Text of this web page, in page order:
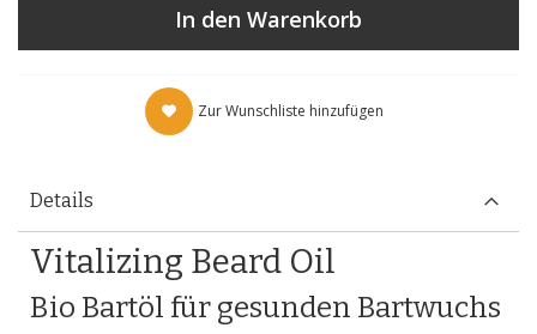
In den Warenkorb
Zur Wunschliste hinzufügen
Details
Vitalizing Beard Oil
Bio Bartöl für gesunden Bartwuchs